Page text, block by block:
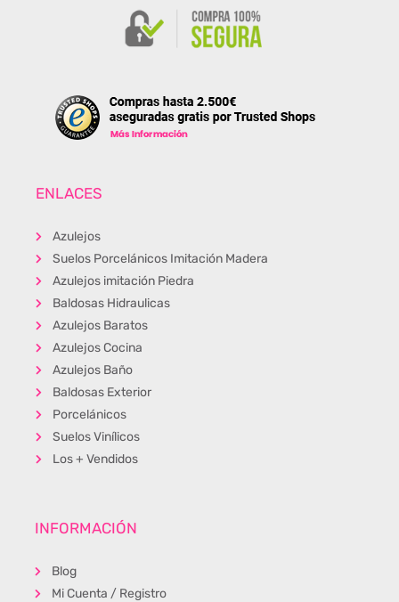
ENLACES
Azulejos
Suelos Porcelánicos Imitación Madera
Azulejos imitación Piedra
Baldosas Hidraulicas
Azulejos Baratos
Azulejos Cocina
Azulejos Baño
Baldosas Exterior
Porcelánicos
Suelos Vinílicos
Los + Vendidos
INFORMACIÓN
Blog
Mi Cuenta / Registro